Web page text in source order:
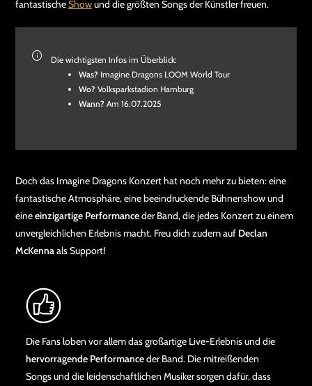
fantastischeShowund die größten Songs der Künstler freuen.
Die wichtigsten Infos im Überblick:
Was? Imagine Dragons LOOM World Tour
Wo? Volksparkstadion Hamburg
Wann? Am 16.07.2025
Doch das Imagine Dragons Konzert hat noch mehr zu bieten: eine
fantastische Atmosphäre, eine beeindruckende Bühnenshow und
eineeinzigartige Performanceder Band, die jedes Konzert zu einem
unvergleichlichen Erlebnis macht. Freu dich zudem auf Declan
McKennaals Support!
Die Fans loben vor allem das großartige Live-Erlebnis und die
hervorragende Performanceder Band. Die mitreißenden
Songs und die leidenschaftlichen Musiker sorgen dafür, dass